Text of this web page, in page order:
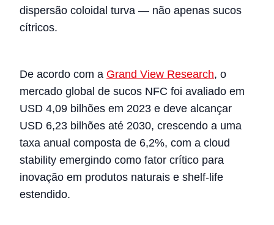
dispersão coloidal turva — não apenas sucos
cítricos.
De acordo com a Grand View Research, o
mercado global de sucos NFC foi avaliado em
USD 4,09 bilhões em 2023 e deve alcançar
USD 6,23 bilhões até 2030, crescendo a uma
taxa anual composta de 6,2%, com a cloud
stability emergindo como fator crítico para
inovação em produtos naturais e shelf-life
estendido.